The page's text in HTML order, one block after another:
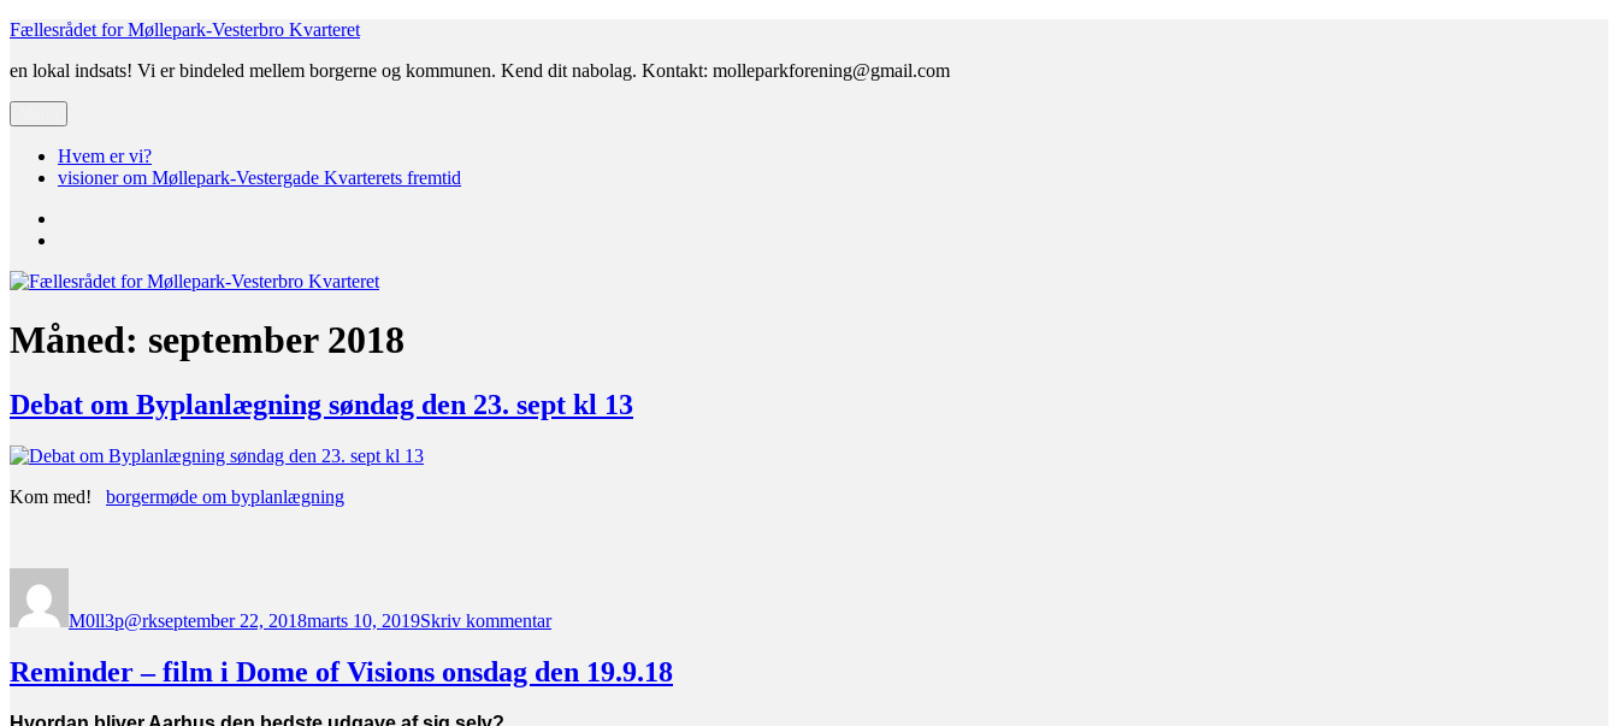
Videre
indhold
Fællesrådet for Møllepark-Vesterbro Kvarteret
en lokal indsats! Vi er bindeled mellem borgerne og kommunen. Kend dit nabolag. Kontakt: molleparkforening@gmail.com
Hvem er vi?
visioner om Møllepark-Vestergade Kvarterets fremtid
Møllepark-
Kvarterets
fremtid
Måned: september 2018
Debat om Byplanlægning søndag den 23. sept kl 13
Kom med! borgermøde om byplanlægning
M0ll3p@rkseptember 22, 2018marts 10, 2019Skriv kommentarom
søndag
den
Reminder – film i Dome of Visions onsdag den 19.9.18